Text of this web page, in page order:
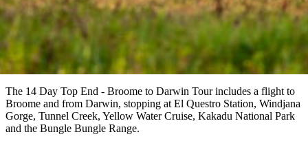
內
陸
和
戶
外
玩
活
動
推
薦
榜
單
規
實
用
資
訊
規
The 14 Day Top End - Broome to Darwin Tour includes a flight to
Broome and from Darwin, stopping at El Questro Station, Windjana
Gorge, Tunnel Creek, Yellow Water Cruise, Kakadu National Park
and the Bungle Bungle Range.